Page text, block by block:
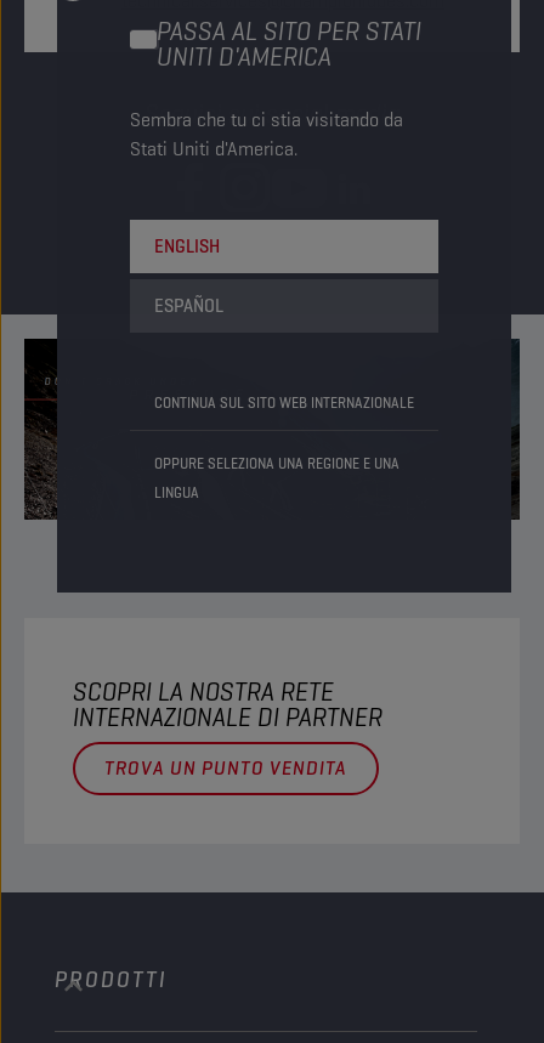
PASSA AL SITO PER STATI
UNITI D'AMERICA
Sembra che tu ci stia visitando da
Stati Uniti d'America.
ENGLISH
ESPAÑOL
CONTINUA SUL SITO WEB INTERNAZIONALE
OPPURE SELEZIONA UNA REGIONE E UNA
LINGUA
Seguici sui social media
SCOPRI LA NOSTRA RETE
INTERNAZIONALE DI PARTNER
TROVA UN PUNTO VENDITA
PRODOTTI